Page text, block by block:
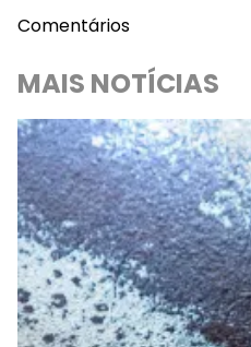
Comentários
MAIS NOTÍCIAS